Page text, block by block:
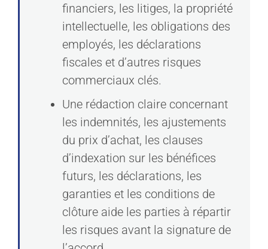
financiers, les litiges, la propriété
intellectuelle, les obligations des
employés, les déclarations
fiscales et d’autres risques
commerciaux clés.
Une rédaction claire concernant
les indemnités, les ajustements
du prix d’achat, les clauses
d’indexation sur les bénéfices
futurs, les déclarations, les
garanties et les conditions de
clôture aide les parties à répartir
les risques avant la signature de